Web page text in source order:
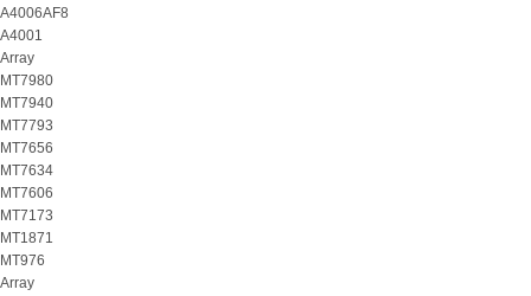
A4006AF8
A4001
Array
MT7980
MT7940
MT7793
MT7656
MT7634
MT7606
MT7173
MT1871
MT976
Array